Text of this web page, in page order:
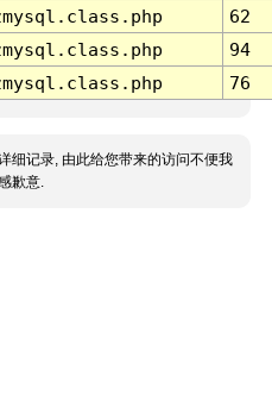
62
94
76
细记录, 由此给您带来的访问不便我
歉意.